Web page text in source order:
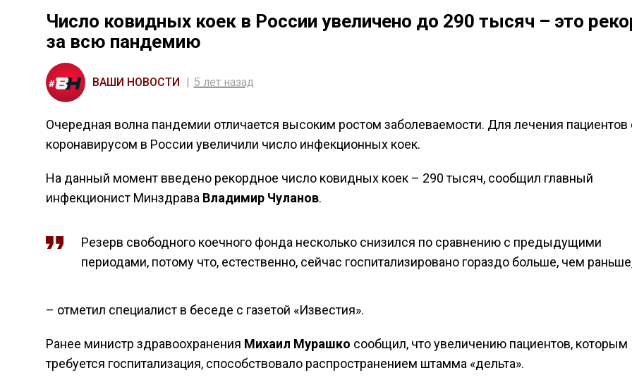
Число ковидных коек в России увеличено до 290 тысяч – это
за всю пандемию
ВАШИ НОВОСТИ 5 лет назад
Очередная волна пандемии отличается высоким ростом заболеваемости. Для лечения пациентов
коронавирусом в России увеличили число инфекционных коек.
На данный момент введено рекордное число ковидных коек – 290 тысяч, сообщил главный
инфекционист Минздрава Владимир Чуланов.
Резерв свободного коечного фонда несколько снизился по сравнению с предыдущими
периодами, потому что, естественно, сейчас госпитализировано гораздо больше, чем
– отметил специалист в беседе с газетой «Известия».
Ранее министр здравоохранения Михаил Мурашко сообщил, что увеличению пациентов, которым
требуется госпитализация, способствовало распространением штамма «дельта».